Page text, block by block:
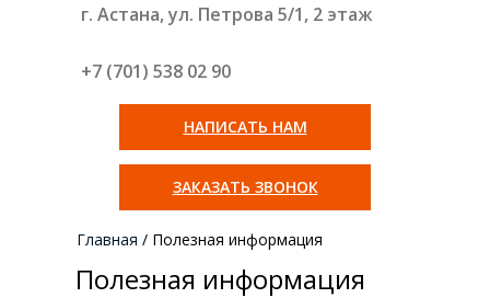
г. Астана, ул. Петрова 5/1, 2 этаж
+7 (701) 538 02 90
НАПИСАТЬ НАМ
ЗАКАЗАТЬ ЗВОНОК
Главная / Полезная информация
Полезная информация